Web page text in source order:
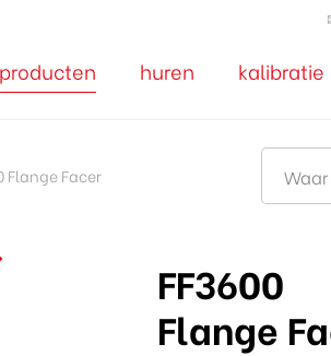
producten huren kalibratie
Flange Facer
FF3600
Flange